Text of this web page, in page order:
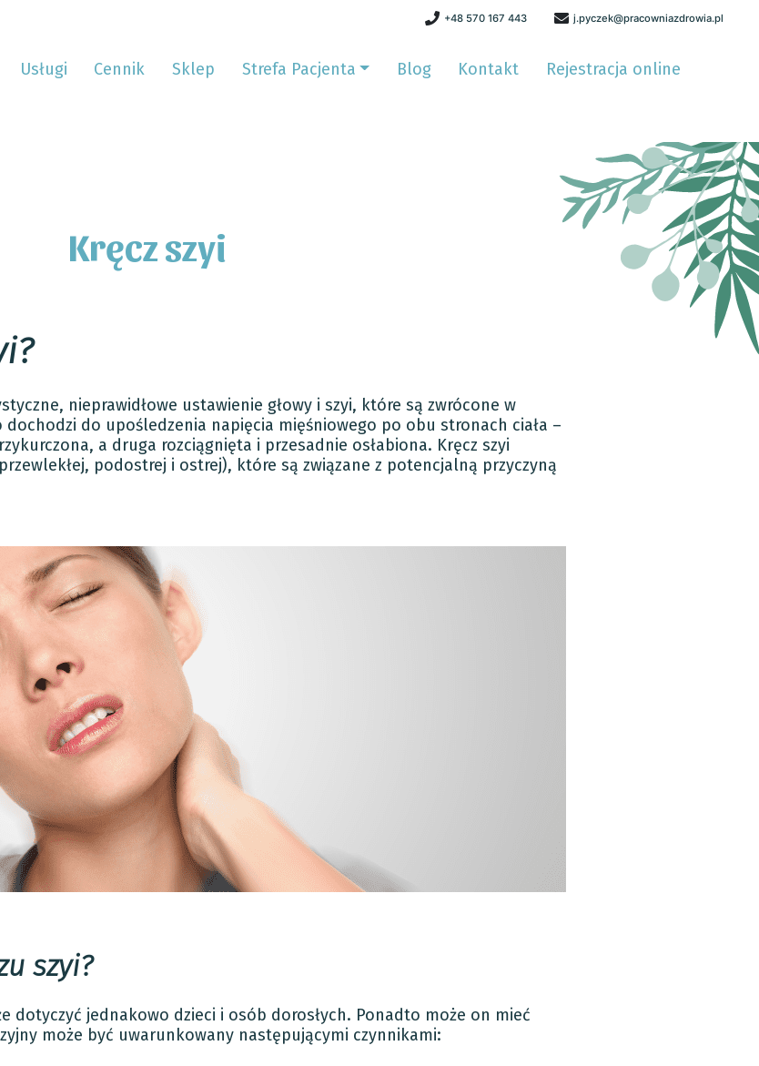
+48 570 167 443 j.pyczek@pracowniazdrowia.pl
Usługi Cennik Sklep Strefa Pacjenta Blog Kontakt Rejestracja online
Kręcz szyi
nieprawidłowe ustawienie głowy i szyi, które są zwrócone w
do upośledzenia napięcia mięśniowego po obu stronach ciała –
a druga rozciągnięta i przesadnie osłabiona. Kręcz szyi
podostrej i ostrej), które są związane z potencjalną przyczyną
szyi?
dotyczyć jednakowo dzieci i osób dorosłych. Ponadto może on mieć
może być uwarunkowany następującymi czynnikami: